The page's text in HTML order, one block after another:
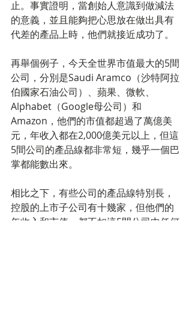
止。事實證明，當創始人意識到做減法
的意義，並且能夠把心思放在做出具有
代差的產品上時，他們就接近成功了。
再舉個例子，今天全世界市值最大的5間
公司，分別是Saudi Aramco（沙特阿拉
伯國家石油公司）、蘋果、微軟、
Alphabet（Google母公司）和
Amazon，他們的市值都超過了萬億美
元，年收入都在2,000億美元以上，但這
5間公司的產品線都非常短，幾乎一個巴
掌都能數出來。
相比之下，有些公司的產品線特別長，
控股的上市子公司有十幾家，但他們的
年收入和市值，都不如這5間公司中任何